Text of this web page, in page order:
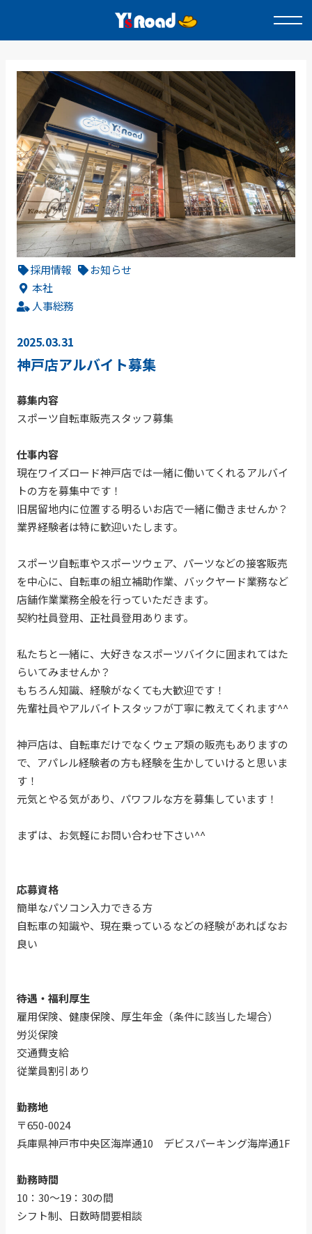
採用情報
お知らせ
本社
人事総務
2025.03.31
神戸店アルバイト募集
募集内容
スポーツ自転車販売スタッフ募集
仕事内容
現在ワイズロード神戸店では一緒に働いてくれるアルバイ
トの方を募集中です！
旧居留地内に位置する明るいお店で一緒に働きませんか？
業界経験者は特に歓迎いたします。
スポーツ自転車やスポーツウェア、パーツなどの接客販売
を中心に、自転車の組立補助作業、バックヤード業務など
店舗作業業務全般を行っていただきます。
契約社員登用、正社員登用あります。
私たちと一緒に、大好きなスポーツバイクに囲まれてはた
らいてみませんか？
もちろん知識、経験がなくても大歓迎です！
先輩社員やアルバイトスタッフが丁寧に教えてくれます^^
神戸店は、自転車だけでなくウェア類の販売もありますの
で、アパレル経験者の方も経験を生かしていけると思いま
す！
元気とやる気があり、パワフルな方を募集しています！
まずは、お気軽にお問い合わせ下さい^^
応募資格
簡単なパソコン入力できる方
自転車の知識や、現在乗っているなどの経験があればなお
良い
待遇・福利厚生
雇用保険、健康保険、厚生年金（条件に該当した場合）
労災保険
交通費支給
従業員割引あり
勤務地
〒650-0024
兵庫県神戸市中央区海岸通10 デビスパーキング海岸通1F
勤務時間
10：30～19：30の間
シフト制、日数時間要相談